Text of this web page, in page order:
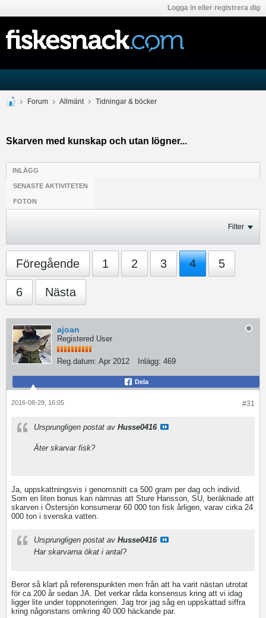
Logga in eller registrera dig
Forum Allmänt Tidningar & böcker
Skarven med kunskap och utan lögner...
INLÄGG
SENASTE AKTIVITETEN
FOTON
Filter
Föregående 1 2 3 4 5
6 Nästa
ajoan
Registered User
Reg.datum: Apr 2012 Inlägg: 469
Dela
#31
2016-08-29, 16:05
Ursprungligen postat av Husse0416
Äter skarvar fisk?
Ja, uppskattningsvis i genomsnitt ca 500 gram per dag och individ.
Som en liten bonus kan nämnas att Sture Hansson, SU, beräknade att
skarven i Östersjön konsumerar 60 000 ton fisk årligen, varav cirka 24
000 ton i svenska vatten.
Ursprungligen postat av Husse0416
Har skarvarna ökat i antal?
Beror så klart på referenspunkten men från att ha varit nästan utrotat
för ca 200 år sedan JA. Det verkar råda konsensus kring att vi idag
ligger lite under toppnoteringen. Jag tror jag såg en uppskattad siffra
kring någonstans omkring 40 000 häckande par.